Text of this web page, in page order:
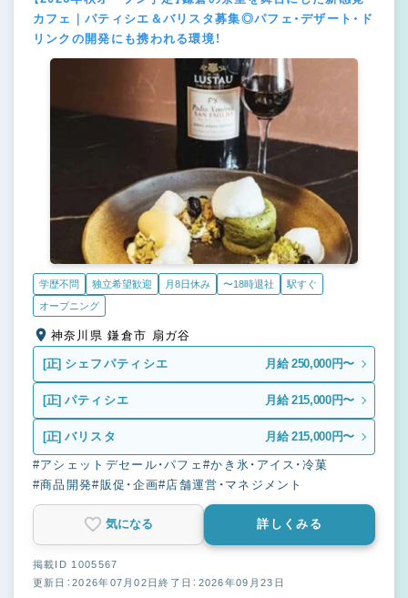
カフェ｜パティシエ＆バリスタ募集◎パフェ・デザート・ド
リンクの開発にも携われる環境！
学歴不問 独立希望歓迎 月8日休み 〜18時退社
駅すぐ
オープニング
神奈川県 鎌倉市 扇ガ谷
[正] シェフパティシエ 月給 250,000円〜
[正] パティシエ 月給 215,000円〜
[正] バリスタ 月給 215,000円〜
#アシェットデセール・パフェ#かき氷・アイス・冷菓
#商品開発#販促・企画#店舗運営・マネジメント
気になる 詳しくみる
掲載ID 1005567
更新日：2026年07月02日終了日：2026年09月23日